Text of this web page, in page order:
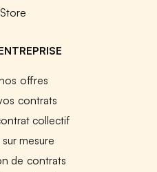
offres
contrats
collectif
mesure
de contrats